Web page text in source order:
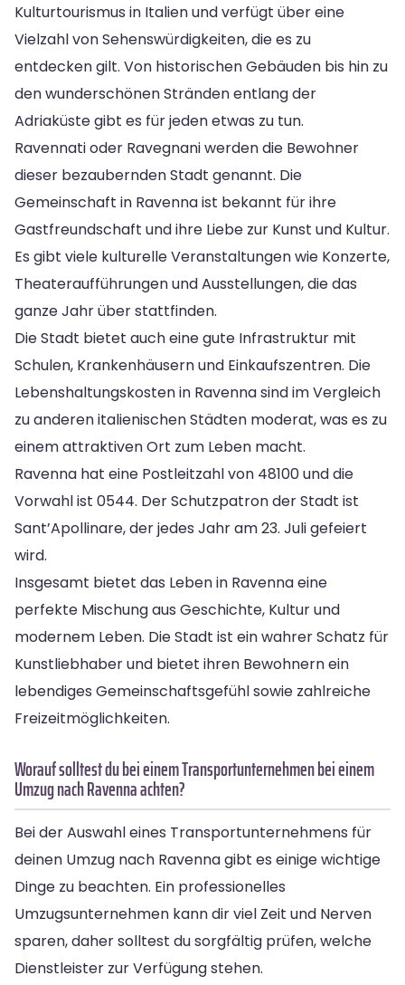
Kulturtourismus in Italien und verfügt über eine
Vielzahl von Sehenswürdigkeiten, die es zu
entdecken gilt. Von historischen Gebäuden bis hin zu
den wunderschönen Stränden entlang der
Adriaküste gibt es für jeden etwas zu tun.
Ravennati oder Ravegnani werden die Bewohner
dieser bezaubernden Stadt genannt. Die
Gemeinschaft in Ravenna ist bekannt für ihre
Gastfreundschaft und ihre Liebe zur Kunst und Kultur.
Es gibt viele kulturelle Veranstaltungen wie Konzerte,
Theateraufführungen und Ausstellungen, die das
ganze Jahr über stattfinden.
Die Stadt bietet auch eine gute Infrastruktur mit
Schulen, Krankenhäusern und Einkaufszentren. Die
Lebenshaltungskosten in Ravenna sind im Vergleich
zu anderen italienischen Städten moderat, was es zu
einem attraktiven Ort zum Leben macht.
Ravenna hat eine Postleitzahl von 48100 und die
Vorwahl ist 0544. Der Schutzpatron der Stadt ist
Sant’Apollinare, der jedes Jahr am 23. Juli gefeiert
wird.
Insgesamt bietet das Leben in Ravenna eine
perfekte Mischung aus Geschichte, Kultur und
modernem Leben. Die Stadt ist ein wahrer Schatz für
Kunstliebhaber und bietet ihren Bewohnern ein
lebendiges Gemeinschaftsgefühl sowie zahlreiche
Freizeitmöglichkeiten.
Worauf solltest du bei einem Transportunternehmen bei einem
Umzug nach Ravenna achten?
Bei der Auswahl eines Transportunternehmens für
deinen Umzug nach Ravenna gibt es einige wichtige
Dinge zu beachten. Ein professionelles
Umzugsunternehmen kann dir viel Zeit und Nerven
sparen, daher solltest du sorgfältig prüfen, welche
Dienstleister zur Verfügung stehen.